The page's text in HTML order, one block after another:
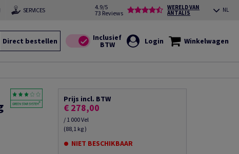
SERVICES
4.9/5
73 Reviews
WERELD VAN
ANTALIS NL
Direct bestellen Login Winkelwagen
Prijs incl. BTW
€ 278,00
/ 1 000 Vel
(88,1 kg )
NIET BESCHIKBAAR